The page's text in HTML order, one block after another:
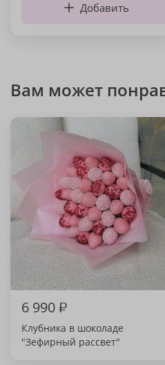
Добавить
Вам может
6 990₽
Клубника в шоколаде
"Зефирный рассвет"